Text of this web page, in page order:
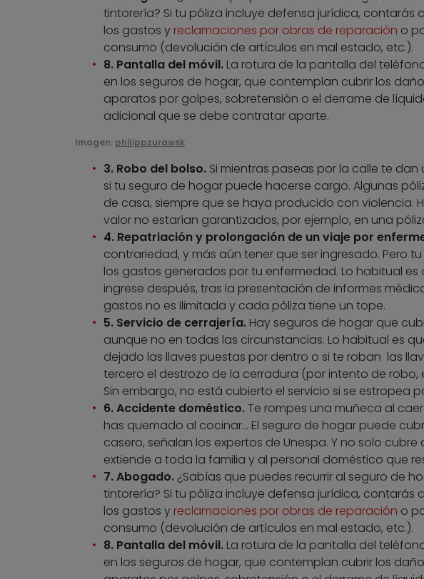
tintorería? Si tu póliza incluye defensa jurídica,
los gastos y reclamaciones por obras de reparación o
consumo (devolución de artículos en mal estado, etc.).
8. Pantalla del móvil.La rotura de la pantalla del
en los seguros de hogar, que contemplan cubrir los
aparatos por golpes, sobretensión o el derrame de
adicional que se debe contratar aparte.
Imagen: philippzurawsk
3. Robo del bolso.Si mientras paseas por la calle te dan
si tu seguro de hogar puede hacerse cargo. Algunas
de casa, siempre que se haya producido con violencia.
valor no estarían garantizados, por ejemplo, en una
4. Repatriación y prolongación de un viaje por
contrariedad, y más aún tener que ser ingresado. Pero
los gastos generados por tu enfermedad. Lo habitual
ingrese después, tras la presentación de informes
gastos no es ilimitada y cada póliza tiene un tope.
5. Servicio de cerrajería. Hay seguros de hogar que
aunque no en todas las circunstancias. Lo habitual es
dejado las llaves puestas por dentro o si te roban las
tercero el destrozo de la cerradura (por intento de robo,
Sin embargo, no está cubierto el servicio si se estropea
6. Accidente doméstico.Te rompes una muñeca al
has quemado al cocinar… El seguro de hogar puede
casero, señalan los expertos de Unespa. Y no solo
extiende a toda la familia y al personal doméstico que
7. Abogado.¿Sabías que puedes recurrir al seguro de
tintorería? Si tu póliza incluye defensa jurídica,
los gastos y reclamaciones por obras de reparación o
consumo (devolución de artículos en mal estado, etc.).
8. Pantalla del móvil.La rotura de la pantalla del
en los seguros de hogar, que contemplan cubrir los